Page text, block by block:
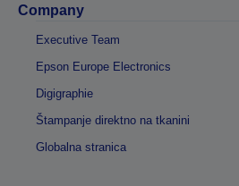
Company
Executive Team
Epson Europe Electronics
Digigraphie
Štampanje direktno na tkanini
Globalna stranica